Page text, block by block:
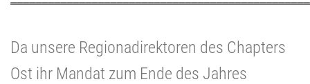
Da unsere Regionadirektoren des Chapters
Ost ihr Mandat zum Ende des Jahres